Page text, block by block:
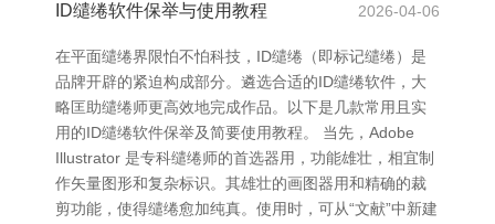
ID缱绻软件保举与使用教程 2026-04-06
在平面缱绻界限怕不怕科技，ID缱绻（即标记缱绻）是
品牌开辟的紧迫构成部分。遴选合适的ID缱绻软件，大
略匡助缱绻师更高效地完成作品。以下是几款常用且实
用的ID缱绻软件保举及简要使用教程。 当先，Adobe
Illustrator 是专科缱绻师的首选器用，功能雄壮，相宜制
作矢量图形和复杂标识。其雄壮的画图器用和精确的裁
剪功能，使得缱绻愈加纯真。使用时，可从“文献”中新建